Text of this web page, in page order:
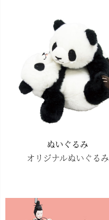
ぬいぐるみ
オリジナルぬいぐるみ